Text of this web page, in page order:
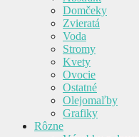
Domčeky
Zvieratá
Voda
Stromy
Kvety
Ovocie
Ostatné
Olejomaľby
Grafiky
Rôzne